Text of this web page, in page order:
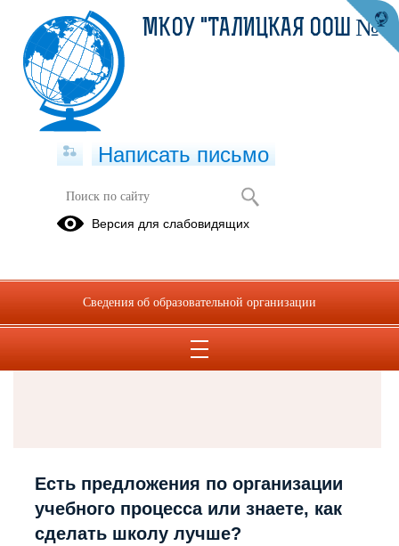
Есть предложения по организации
учебного процесса или знаете, как
сделать школу лучше?
МКОУ "ТАЛИЦКАЯ ООШ №8"
Написать письмо
Версия для слабовидящих
Сведения об образовательной организации